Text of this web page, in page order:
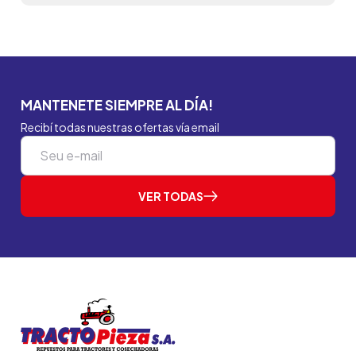
MANTENETE SIEMPRE AL DÍA!
Recibí todas nuestras ofertas vía email
VER TODAS